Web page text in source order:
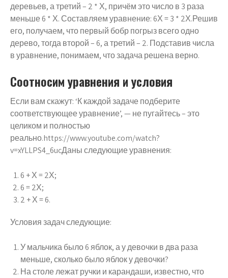
деревьев, а третий – 2 * Х, причём это число в 3 раза
меньше 6 * Х. Составляем уравнение: 6Х = 3 * 2Х.Решив
его, получаем, что первый бобр погрыз всего одно
дерево, тогда второй – 6, а третий – 2. Подставив числа
в уравнение, понимаем, что задача решена верно.
Соотносим уравнения и условия
Если вам скажут: ‘К каждой задаче подберите
соответствующее уравнение’, — не пугайтесь – это
целиком и полностью
реально.https://www.youtube.com/watch?
v=xYLLPS4_6ucДаны следующие уравнения:
6 + Х = 2Х;
6 = 2Х;
2 + Х = 6.
Условия задач следующие:
У мальчика было 6 яблок, а у девочки в два раза
меньше, сколько было яблок у девочки?
На столе лежат ручки и карандаши, известно, что